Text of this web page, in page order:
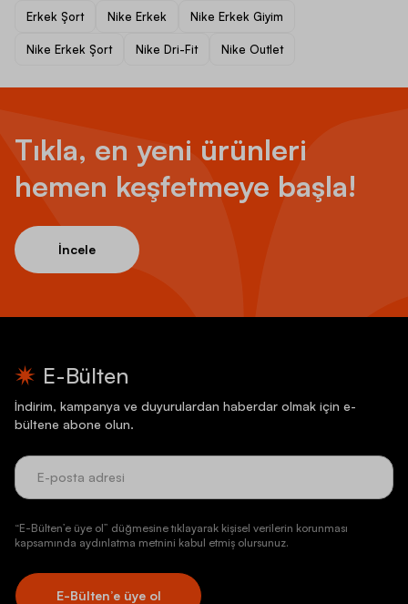
Erkek Şort Nike Erkek Nike Erkek Giyim
Nike Erkek Şort Nike Dri-Fit Nike Outlet
Tıkla, en yeni ürünleri
hemen keşfetmeye başla!
İncele
E-Bülten
İndirim, kampanya ve duyurulardan haberdar olmak için e-
bültene abone olun.
“E-Bülten’e üye ol” düğmesine tıklayarak kişisel verilerin korunması
kapsamında aydınlatma metnini kabul etmiş olursunuz.
E-Bülten’e üye ol